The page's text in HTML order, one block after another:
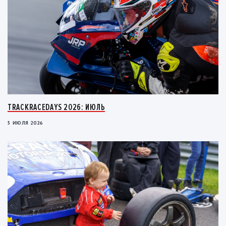
TRACKRACEDAYS 2026: ИЮЛЬ
5 ИЮЛЯ 2026